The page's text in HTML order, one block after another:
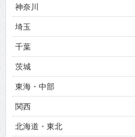
神奈川
埼玉
千葉
茨城
東海・中部
関西
北海道・東北